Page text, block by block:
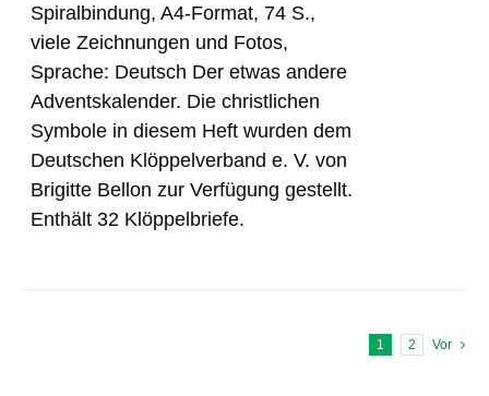
Spiralbindung, A4-Format, 74 S.,
viele Zeichnungen und Fotos,
Sprache: Deutsch Der etwas andere
Adventskalender. Die christlichen
Symbole in diesem Heft wurden dem
Deutschen Klöppelverband e. V. von
Brigitte Bellon zur Verfügung gestellt.
Enthält 32 Klöppelbriefe.
1 2 Vor